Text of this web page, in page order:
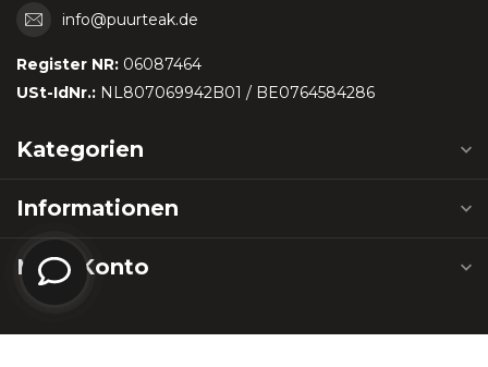
info@puurteak.de
Register NR: 06087464
USt-IdNr.: NL807069942B01 / BE0764584286
Kategorien
Informationen
Mein Konto